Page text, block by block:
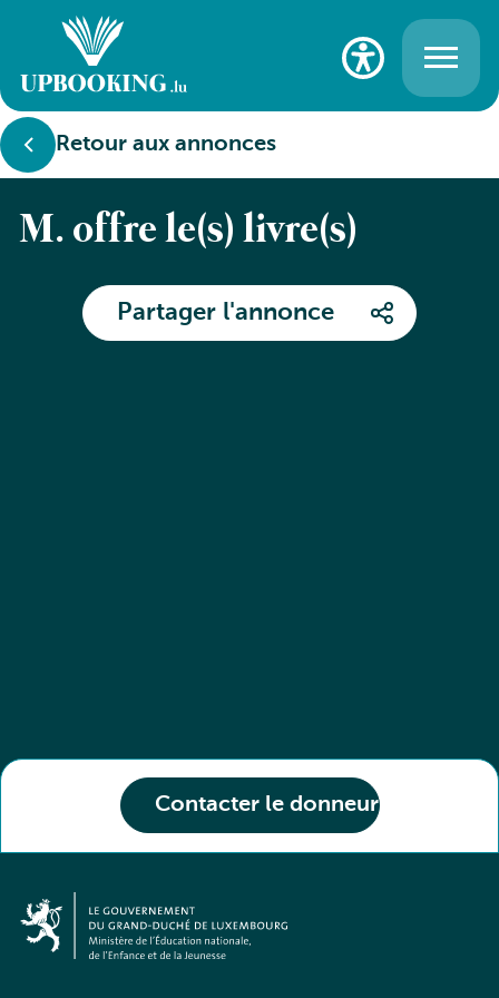
Retour aux annonces
Contacter le donneur
M. offre le(s) livre(s)
Partager l'annonce